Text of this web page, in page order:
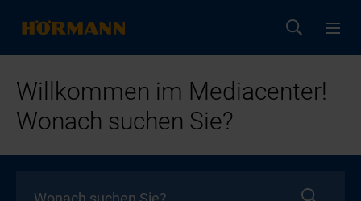
Willkommen im Mediacenter!
Wonach suchen Sie?